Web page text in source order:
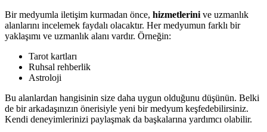
Bir medyumla iletişim kurmadan önce, hizmetlerini ve uzmanlık
alanlarını incelemek faydalı olacaktır. Her medyumun farklı bir
yaklaşımı ve uzmanlık alanı vardır. Örneğin:
Tarot kartları
Ruhsal rehberlik
Astroloji
Bu alanlardan hangisinin size daha uygun olduğunu düşünün. Belki
de bir arkadaşınızın önerisiyle yeni bir medyum keşfedebilirsiniz.
Kendi deneyimlerinizi paylaşmak da başkalarına yardımcı olabilir.